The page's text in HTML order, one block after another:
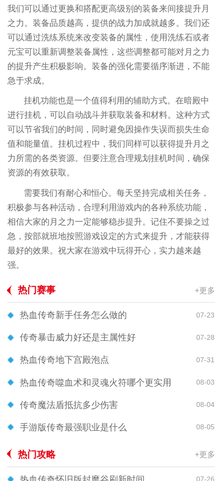
我们可以通过更换和搭配更高级别的装备来间接提升月
之力。装备品质越高，提供的战力加成就越多。我们还
可以通过洗练系统来改变装备的属性，使用洗练石或者
元宝可以重新调整装备属性，这些调整都可能对月之力
的提升产生积极影响。装备的强化需要循序渐进，不能
急于求成。
挂机功能也是一个值得利用的辅助方式。在暗殿中
进行挂机，可以自动战斗并获取装备和材料。这种方式
可以节省我们的时间，同时避免因操作失误而损失生命
值和能量值。挂机过程中，我们同样可以获得提升月之
力所需的各类资源。但要注意合理规划挂机时间，确保
资源的有效获取。
需要我们有耐心和恒心。每天坚持完成相关任务，
积极参与各种活动，合理利用游戏内的各种系统功能，
相信大家的月之力一定能够稳步提升。记住不要操之过
急，按部就班地按照游戏设定的方式来提升，才能获得
最好的效果。祝大家在游戏中玩得开心，实力越来越
强。
热门赛事 +更多
热血传奇新手任务怎么做的 07-23
传奇暴击威力好还是主属性好 07-28
热血传奇地下宫殿泡点 07-31
热血传奇噬血术和灵魂火符哪个更实用 08-03
传奇魔法盾抵抗多少伤害 08-04
手游版传奇最强职业是什么 08-05
热门攻略 +更多
07-26